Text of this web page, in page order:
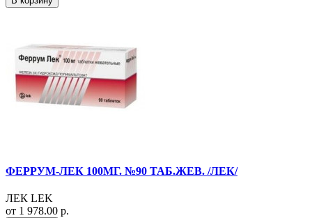
ФЕРРУМ-ЛЕК 100МГ. №90 ТАБ.ЖЕВ. /ЛЕК/
ЛЕК LEK
от 1 978.00 р.